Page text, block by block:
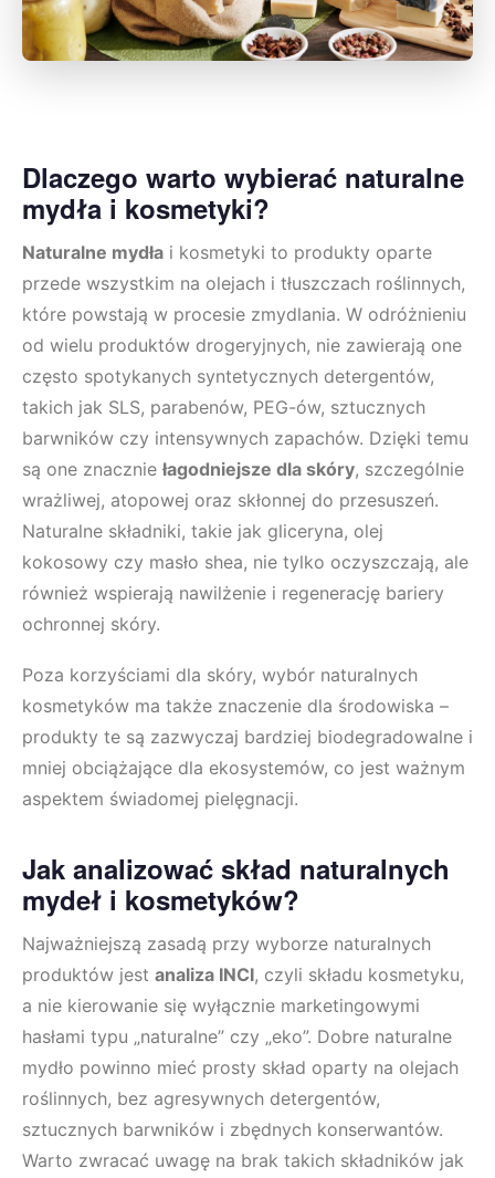
Dlaczego warto wybierać naturalne
mydła i kosmetyki?
Naturalne mydła i kosmetyki to produkty oparte
przede wszystkim na olejach i tłuszczach roślinnych,
które powstają w procesie zmydlania. W odróżnieniu
od wielu produktów drogeryjnych, nie zawierają one
często spotykanych syntetycznych detergentów,
takich jak SLS, parabenów, PEG-ów, sztucznych
barwników czy intensywnych zapachów. Dzięki temu
są one znacznie łagodniejsze dla skóry, szczególnie
wrażliwej, atopowej oraz skłonnej do przesuszeń.
Naturalne składniki, takie jak gliceryna, olej
kokosowy czy masło shea, nie tylko oczyszczają, ale
również wspierają nawilżenie i regenerację bariery
ochronnej skóry.
Poza korzyściami dla skóry, wybór naturalnych
kosmetyków ma także znaczenie dla środowiska –
produkty te są zazwyczaj bardziej biodegradowalne i
mniej obciążające dla ekosystemów, co jest ważnym
aspektem świadomej pielęgnacji.
Jak analizować skład naturalnych
mydeł i kosmetyków?
Najważniejszą zasadą przy wyborze naturalnych
produktów jest analiza INCI, czyli składu kosmetyku,
a nie kierowanie się wyłącznie marketingowymi
hasłami typu „naturalne” czy „eko”. Dobre naturalne
mydło powinno mieć prosty skład oparty na olejach
roślinnych, bez agresywnych detergentów,
sztucznych barwników i zbędnych konserwantów.
Warto zwracać uwagę na brak takich składników jak